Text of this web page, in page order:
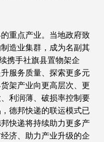
重点产业。当地政府致
造业集群，成为名副其
携手社旗县置物架企
服务质量、探索更多元
架产业向更高层次、更
利润薄、破损率控制要
德邦快递的联运模式已
快递将持续助力更多产
济、助力产业升级的企